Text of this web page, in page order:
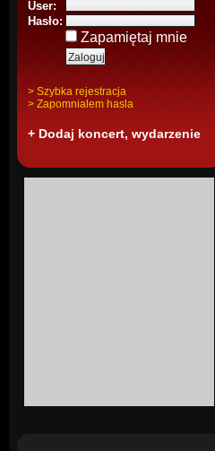
User:
Hasło:
Zapamiętaj mnie
> Szybka rejestracja
> Zapomnialem hasla
+ Dodaj koncert, wydarzenie